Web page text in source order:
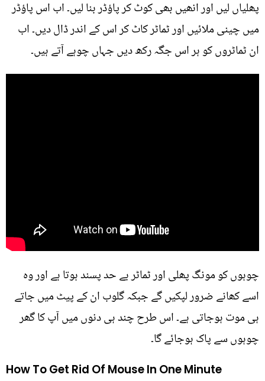
پھلیاں لیں اور انھیں بھی کوٹ کر پاؤڈر بنا لیں۔ اب اس پاؤڈر
میں چینی ملائیں اور ٹماٹر کاٹ کر اس کے اندر ڈال دیں۔ اب
ان ٹماٹروں کو ہر اس جگہ رکھ دیں جہاں چوہے آتے ہیں۔
چوہوں کو مونگ پھلی اور ٹماٹر بے حد پسند ہوتا ہے اور وہ
اسے کھانے ضرور لپکیں گے جبکہ گلوب ان کے پیٹ میں جاتے
ہی موت ہوجاتی ہے۔ اس طرح چند ہی دنوں میں آپ کا گھر
چوہوں سے پاک ہوجائے گا۔
How To Get Rid Of Mouse In One Minute